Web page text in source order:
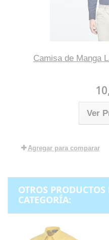
Camisa de Manga
Ver
Agregar para comparar
OTROS
CATEGORÍA: